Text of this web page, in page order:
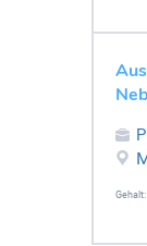
Gehalt: